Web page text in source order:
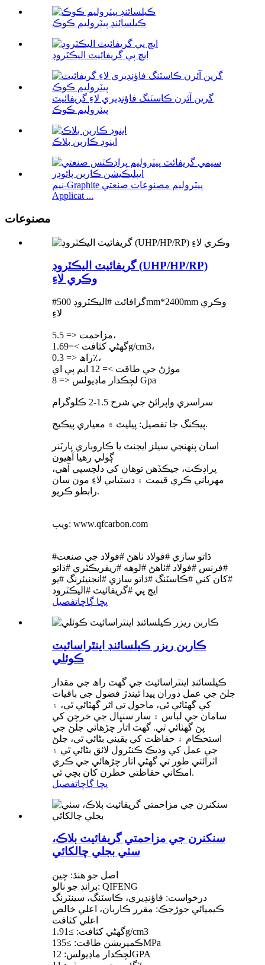
ڪيلسائنڊ پيٽروليم ڪوڪ
ايڇ پي گريفائيٽ اليڪٽروڊ
گرين آئرن ڪاسٽنگ فاؤنڊيري لاءِ گريفائيٽ
پيٽروليم ڪوڪ
اينوڊ ڪاربن بلاڪ
نيم-Graphite پيٽروليم مصنوعات صنعتي
Applicat ...
مصنوعات
گريفائيٽ اليڪٽروڊ (UHP/HP/RP)
وڪري لاءِ
#گرافائٽ #اليڪٽروڊ 500mm*2400mm وڪري
لاءِ
مزاحمت <= 5.5،
گھڻي کثافت >=1.69g/cm3،
راھ <= 0.3٪،
موڙڻ جي طاقت >= 12 ايم پي اي
لچڪدار ماڊيولس <= 8 Gpa
سراسري واپرائڻ جي شرح 1.5-2 ڪلوگرام
پيڪنگ جا تفصيل: پيليٽ ۾ معياري پيڪيج.
اسان پنهنجي سيلز ايجنٽ يا ڪاروباري پارٽنر
ڳولي رهيا آهيون
پراڊڪٽ، جيڪڏهن توهان کي دلچسپي آهي،
مهرباني ڪري قيمت ۽ دستيابي لاءِ مون سان
رابطو ڪريو.
ويب: www.qfcarbon.com
#ڌاتو سازي #فولاد ٺاهڻ #فولاد جي صنعت
#فرنس #فولاد #ٺاهڻ #لوهه #ريفريڪٽري #ڌاتو
#کان کني #ڪاسٽنگ #ڌاتو سازي #انجنيئرنگ #يو
ايڇ پي #گريفائيٽ #اليڪٽروڊ
پڇا ڳاڇاتفصيل
ڪاربن ريزر ڪيلسائنڊ اينٿراسائيٽ
ڪوئلي
ڪيلسائنڊ اينٿراسائيٽ جي گهٽ راھ جي مقدار
جلڻ جي عمل دوران پيدا ٿيندڙ فضول جي باقيات
کي گھٽائي ٿي، ماحول تي اثر گھٽائي ٿي، ۽
سامان جي لباس ۽ سار سنڀال جي خرچن کي
پڻ گھٽائي ٿي. گھٽ اتار چڙھائي جلڻ جي
استحڪام ۽ حفاظت کي يقيني بڻائي ٿي، جلڻ
جي عمل کي وڌيڪ ڪنٽرول لائق بڻائي ٿي ۽
اثرائتي طور تي گھڻي اتار چڙھائي جي ڪري
امڪاني حفاظتي خطرن کان بچي ٿي.
پڇا ڳاڇاتفصيل
سنکنرن جي مزاحمتي گريفائيٽ بلاڪ،
سٺي بجلي چالکائي
اصل جو هنڌ: چين
برانڊ جو نالو: QIFENG
درخواست: فاؤنڊيري، ڪاسٽنگ، سينٽرنگ
ڪيميائي جوڙجڪ: مقرر ڪاربان، اعلي خالص
اعلي کثافت
گھڻي کثافت: ≥1.91g/cm3
ڪمپريشن طاقت: ≥135MPa
لچڪدار ماڊيولس: 12GPA